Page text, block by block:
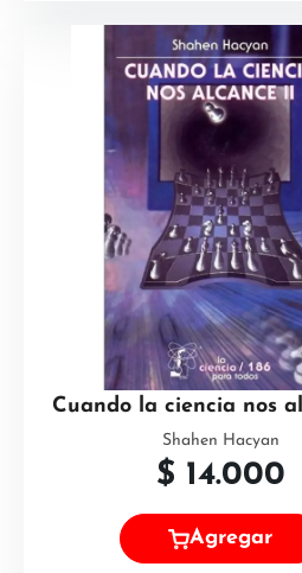
Cuando la ciencia nos
Shahen Hacyan
$ 14.000
Agregar